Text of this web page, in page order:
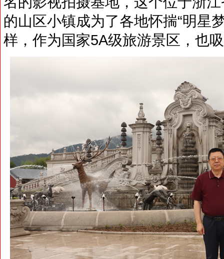
的山区小镇成为了各地怀揣“明星
样，作为国家5A级旅游景区，也